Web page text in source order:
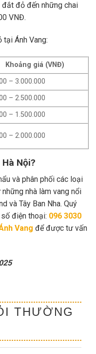
đỏ đến những chai
VNĐ.
Ánh Vang:
Khoảng giá (VNĐ)
– 3.000.000
– 2.500.000
– 1.500.000
– 2.000.000
Nội?
và phân phối các loại
nhà làm vang nổi
và Tây Ban Nha. Quý
số điện thoại: 096 3030
Vang để được tư vấn
THƯỜNG